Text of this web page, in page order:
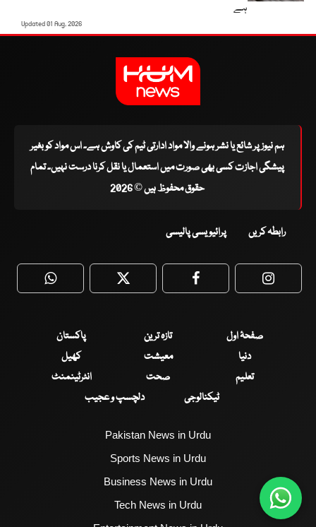
ہے
Updated 01 Aug, 2026
ہم نیوز پر شائع یا نشر ہونے والا مواد ادارتی ٹیم کی کاوش ہے۔ اس مواد کو بغیر
پیشگی اجازت کسی بھی صورت میں استعمال یا نقل کرنا درست نہیں۔ تمام
حقوق محفوظ ہیں © 2026
رابطہ کریں پرائیویسی پالیسی
WhatsApp Twitter Facebook
صفحۂ اول تازہ ترین
پاکستان
دنیا
معیشت
کھیل
تعلیم
صحت
انٹرٹینمنٹ
ٹیکنالوجی
دلچسپ و عجیب
Pakistan News in Urdu
Sports News in Urdu
Business News in Urdu
Tech News in Urdu